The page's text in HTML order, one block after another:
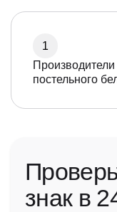
1
Производители
постельного
знак в